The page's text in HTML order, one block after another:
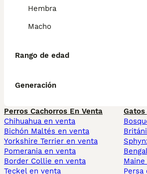
Hembra
Macho
Rango de edad
Generación
Perros Cachorros En Venta
Chihuahua en venta
Bichón Maltés en venta
Yorkshire Terrier en venta
Pomerania en venta
Border Collie en venta
Teckel en venta
Persa